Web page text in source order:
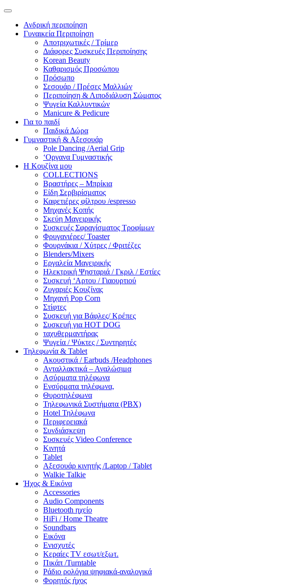
Ανδρική περιποίηση
Γυναικεία Περιποίηση
Αποτριχωτικές / Τρίμερ
Διάφορες Συσκευές Περιποίησης
Korean Beauty
Καθαρισμός Προσώπου
Πρόσωπο
Σεσουάρ / Πρέσες Μαλλιών
Περιποίηση & Λιποδιάλυση Σώματος
Ψυγεία Καλλυντικών
Manicure & Pedicure
Για το παιδί
Παιδικά Δώρα
Γυμναστική & Αξεσουάρ
Pole Dancing /Aerial Grip
‘Οργανα Γυμναστικής
Η Κουζίνα μου
COLLECTIONS
Βραστήρες – Μπρίκια
Είδη Σερβιρίσματος
Καφετιέρες φίλτρου /espresso
Μηχανές Κοπής
Σκεύη Μαγειρικής
Συσκευές Σφραγίσματος Τροφίμων
Φρυγανιέρες/ Toaster
Φουρνάκια / Χύτρες / Φριτέζες
Blenders/Mixers
Εργαλεία Μαγειρικής
Ηλεκτρική Ψησταριά / Γκριλ / Eστίες
Συσκευή ‘Αρτου / Γιαουρτιού
Ζυγαριές Κουζίνας
Μηχανή Pop Corn
Στίφτες
Συσκευή για Βάφλες/ Κρέπες
Συσκευή για HOT DOG
ταχυθερμαντήρας
Ψυγεία / Ψύκτες / Συντηρητές
Τηλεφωνία & Tablet
Ακουστικά / Earbuds /Headphones
Ανταλλακτικά – Αναλώσιμα
Ασύρματα τηλέφωνα
Ενσύρματα τηλέφωνα,
Θυροτηλέφωνα
Τηλεφωνικά Συστήματα (PBX)
Hotel Τηλέφωνα
Περιφερειακά
Συνδιάσκεψη
Συσκευές Video Conference
Κινητά
Tablet
Αξεσουάρ κινητής /Laptop / Tablet
Walkie Talkie
Ήχος & Εικόνα
Accessories
Audio Components
Bluetooth ηχείο
HiFi / Home Theatre
Soundbars
Εικόνα
Ενισχυτές
Κεραίες TV εσωτ/εξωτ.
Πικάπ /Turntable
Ράδιο ρολόγια ψηφιακά-αναλογικά
Φορητός ήχος